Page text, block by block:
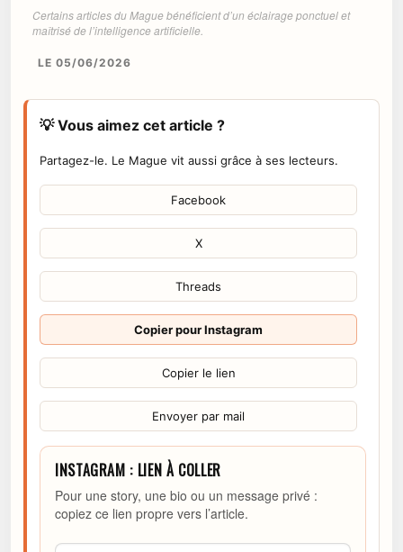
Certains articles du Mague bénéficient d’un éclairage ponctuel et
maîtrisé de l’intelligence artificielle.
LE 05/06/2026
💡 Vous aimez cet article ?
Partagez-le. Le Mague vit aussi grâce à ses lecteurs.
Facebook
X
Threads
Copier pour Instagram
Copier le lien
Envoyer par mail
INSTAGRAM : LIEN À COLLER
Pour une story, une bio ou un message privé :
copiez ce lien propre vers l’article.